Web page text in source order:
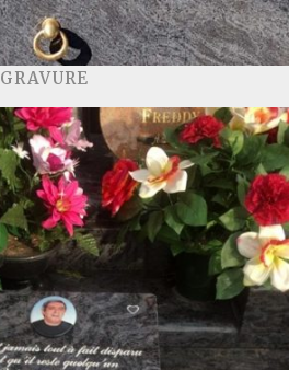
GRAVURE